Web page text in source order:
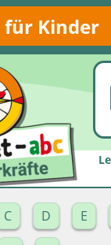
für Kinder
C D E